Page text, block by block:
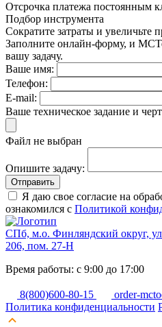
Отсрочка платежа постоянным
Подбор инструмента
Сократите затраты и увеличьте
Заполните онлайн-форму, и
вашу задачу.
Ваше имя:
Телефон:
E-mail:
Ваше техническое задание и
Файл не выбран
Опишите задачу:
Отправить
Я даю свое согласие на
ознакомился с Политикой
СПб, м.о. Финляндский округ,
206, пом. 27-Н
Время работы: с 9:00 до 17:00
8(800)600-80-15
order-
Политика конфиденциальности